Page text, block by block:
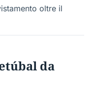
oltre il
da